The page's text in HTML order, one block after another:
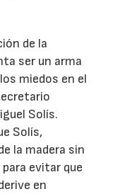
de la
ser un arma
miedos en el
Solís.
Solís,
la madera sin
evitar que
en